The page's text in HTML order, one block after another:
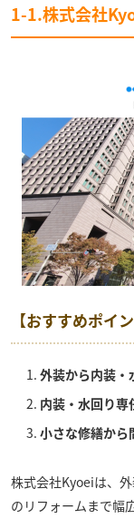
1-1.株式会社
【おすすめポイン
外装から内装・
内装・水回り
小さな修繕から
株式会社Kyoeiは、
のリフォームまで幅